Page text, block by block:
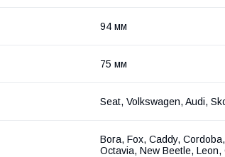
94 мм
75 мм
Seat, Volkswagen, Audi,
Bora, Fox, Caddy,
Octavia, New Beetle,